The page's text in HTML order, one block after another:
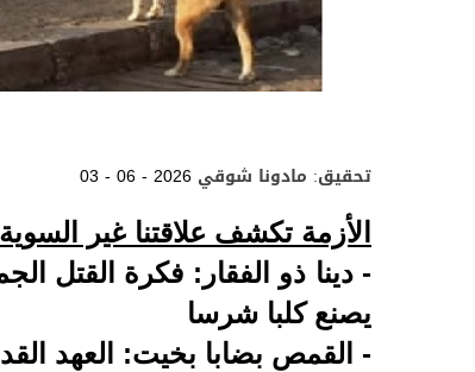
03 - 06 - 2026 تحقيق: مادونا شوقي
الأزمة تكشف علاقتنا غير
- دينا ذو الفقار: فكرة القتل
يصنع كلبا شرسا
- القمص بضابا بخيت: العهد